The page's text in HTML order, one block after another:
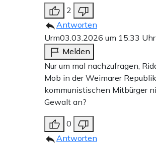
2
Antworten
Urm03.03.2026 um 15:33 Uhr
Melden
Nur um mal nachzufragen,
Mob in der Weimarer
kommunistischen Mitbürger
Gewalt an?
0
Antworten